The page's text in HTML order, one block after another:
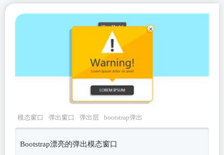
模态窗口 弹出窗口 弹出层
bootstrap弹出
bootstrap
Bootstrap漂亮的弹出模态窗口